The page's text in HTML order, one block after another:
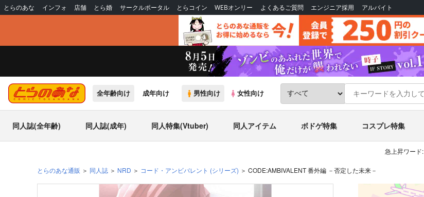
とらのあな インフォ 店舗 とら婚 サークルポータル とらコイン WEBオンリー よくあるご質問 エンジニア採用 アルバイト
全年齢向け 成年向け 男性向け 女性向け
同人誌(全年齢) 同人誌(成年) 同人特集(Vtuber) 同人アイテム ボドゲ特集 コスプレ特集
急上昇ワード:
とらのあな通販 同人誌 NRD コード・アンビバレント (シリーズ) CODE:AMBIVALENT 番外編 －否定した未来－